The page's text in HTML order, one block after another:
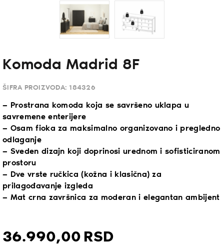
Komoda Madrid 8F
ŠIFRA PROIZVODA: 184326
— Prostrana komoda koja se savršeno uklapa u
savremene enterijere
— Osam fioka za maksimalno organizovano i pregledno
odlaganje
— Sveden dizajn koji doprinosi urednom i sofisticiranom
prostoru
— Dve vrste ručkica (kožna i klasična) za
prilagođavanje izgleda
— Mat crna završnica za moderan i elegantan ambijent
36.990,00 RSD